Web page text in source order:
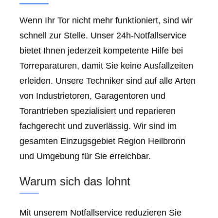
Wenn Ihr Tor nicht mehr funktioniert, sind wir
schnell zur Stelle. Unser 24h-Notfallservice
bietet Ihnen jederzeit kompetente Hilfe bei
Torreparaturen, damit Sie keine Ausfallzeiten
erleiden. Unsere Techniker sind auf alle Arten
von Industrietoren, Garagentoren und
Torantrieben spezialisiert und reparieren
fachgerecht und zuverlässig. Wir sind im
gesamten Einzugsgebiet Region Heilbronn
und Umgebung für Sie erreichbar.
Warum sich das lohnt
Mit unserem Notfallservice reduzieren Sie